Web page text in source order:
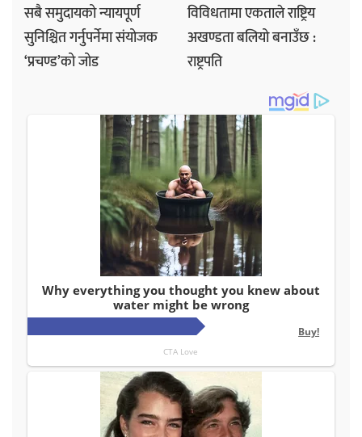
सबै समुदायको न्यायपूर्ण
सुनिश्चित गर्नुपर्नेमा संयोजक
‘प्रचण्ड’को जोड
विविधतामा एकताले राष्ट्रिय
अखण्डता बलियो बनाउँछ :
राष्ट्रपति